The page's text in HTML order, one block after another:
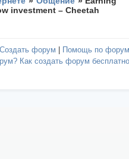
investment – Cheetah
Создать форум Помощь по